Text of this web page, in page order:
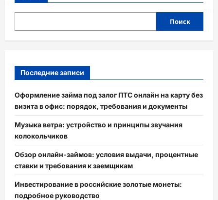
Поиск
Последние записи
Оформление займа под залог ПТС онлайн на карту без
визита в офис: порядок, требования и документы
Музыка ветра: устройство и принципы звучания
колокольчиков
Обзор онлайн-займов: условия выдачи, процентные
ставки и требования к заемщикам
Инвестирование в российские золотые монеты:
подробное руководство